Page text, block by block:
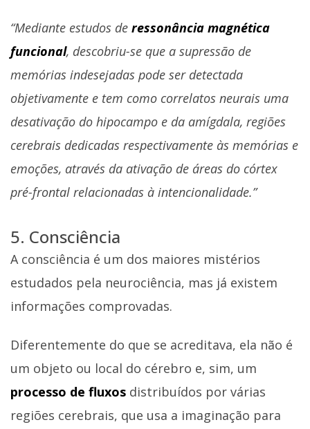
“Mediante estudos de ressonância magnética
funcional, descobriu-se que a supressão de
memórias indesejadas pode ser detectada
objetivamente e tem como correlatos neurais uma
desativação do hipocampo e da amígdala, regiões
cerebrais dedicadas respectivamente às memórias e
emoções, através da ativação de áreas do córtex
pré-frontal relacionadas à intencionalidade.”
5. Consciência
A consciência é um dos maiores mistérios
estudados pela neurociência, mas já existem
informações comprovadas.
Diferentemente do que se acreditava, ela não é
um objeto ou local do cérebro e, sim, um
processo de fluxos distribuídos por várias
regiões cerebrais, que usa a imaginação para